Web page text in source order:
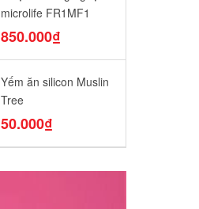
130.000₫
microlife FR1MF1
850.000₫
Yếm ăn silicon Muslin
Tree
50.000₫